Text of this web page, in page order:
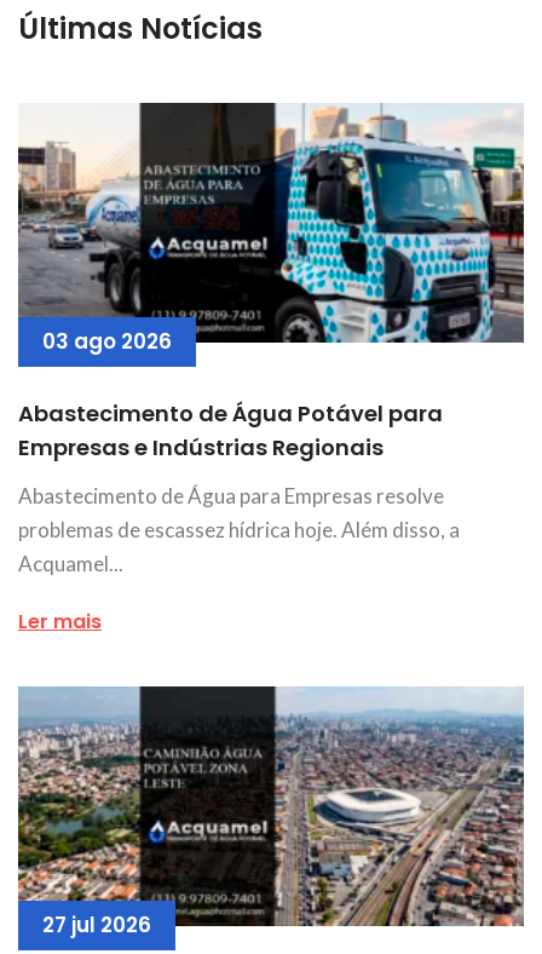
Últimas Notícias
03 ago 2026
Abastecimento de Água Potável para
Empresas e Indústrias Regionais
Abastecimento de Água para Empresas resolve
problemas de escassez hídrica hoje. Além disso, a
Acquamel...
Ler mais
27 jul 2026